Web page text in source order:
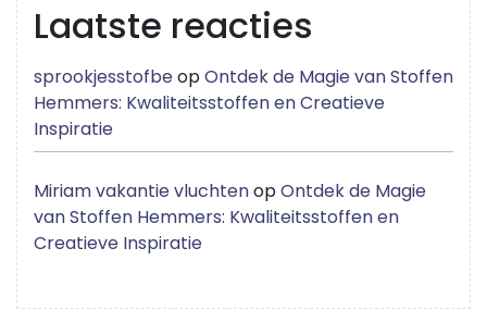
Laatste reacties
sprookjesstofbeopOntdek de Magie van Stoffen
Hemmers: Kwaliteitsstoffen en Creatieve
Inspiratie
Miriam vakantie vluchtenopOntdek de Magie
van Stoffen Hemmers: Kwaliteitsstoffen en
Creatieve Inspiratie